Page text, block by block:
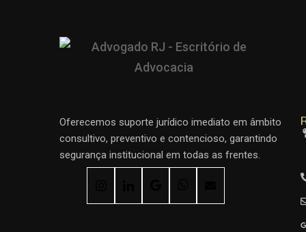
Oferecemos suporte jurídico imediato em âmbito
consultivo, preventivo e contencioso, garantindo
segurança institucional em todas as frentes.